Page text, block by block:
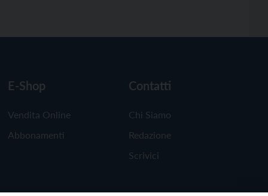
E-Shop
Vendita Online
Abbonamenti
Contatti
Chi Siamo
Redazione
Scrivici